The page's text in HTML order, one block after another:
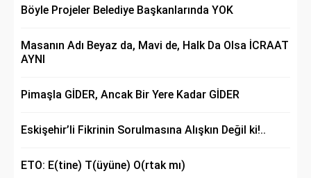
Böyle Projeler Belediye Başkanlarında YOK
Masanın Adı Beyaz da, Mavi de, Halk Da Olsa İCRAAT
AYNI
Pimaşla GİDER, Ancak Bir Yere Kadar GİDER
Eskişehir’li Fikrinin Sorulmasına Alışkın Değil ki!..
ETO: E(tine) T(üyüne) O(rtak mı)